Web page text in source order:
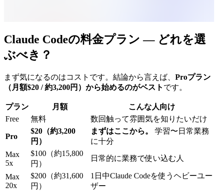
Claude Codeの料金プラン — どれを選
ぶべき？
まず気になるのはコストです。結論から言えば、 Proプラン
（月額$20 / 約3,200円）から始めるのがベスト です。
プラン 月額
こんな人向け
Free
無料 数回触って雰囲気を知りたいだけ
Pro
$20（約3,200
円）
まずはここから。
学習〜日常業務
に十分
Max
5x
$100（約15,800
円）
日常的に業務で使い込む人
Max
20x
$200（約31,600
円）
1日中Claude Codeを使うヘビーユー
ザー